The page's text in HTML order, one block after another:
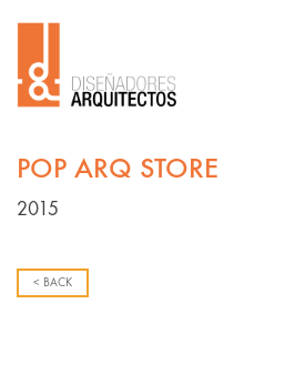
POP ARQ STORE
2015
< BACK